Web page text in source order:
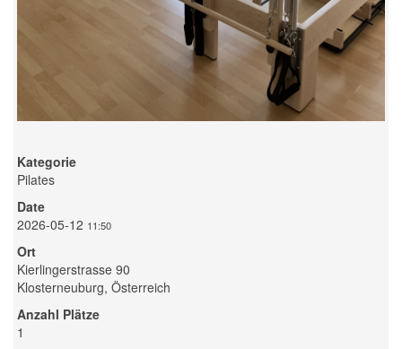
Kategorie
Pilates
Date
2026-05-12 11:50
Ort
Kierlingerstrasse 90
Klosterneuburg, Österreich
Anzahl Plätze
1